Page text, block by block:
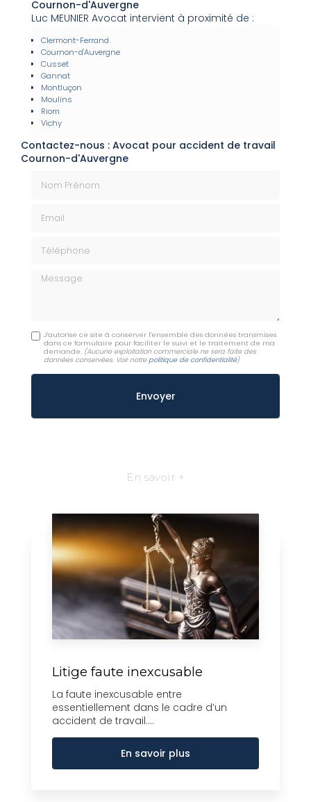
Cournon-d'Auvergne
Luc MEUNIER Avocat intervient à proximité de :
Clermont-Ferrand
Cournon-d'Auvergne
Cusset
Gannat
Montluçon
Moulins
Riom
Vichy
Contactez-nous : Avocat pour accident de travail
Cournon-d'Auvergne
Message
J'autorise ce site à conserver l'ensemble des données transmises
dans ce formulaire pour faciliter le suivi et le traitement de ma
demande. (Aucune exploitation commerciale ne sera faite des
données conservées. Voir notre politique de confidentialité)
En savoir +
Litige faute inexcusable
La faute inexcusable entre
essentiellement dans le cadre d’un
accident de travail....
En savoir plus